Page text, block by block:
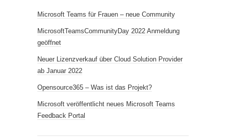
Microsoft Teams für Frauen – neue Community
MicrosoftTeamsCommunityDay 2022 Anmeldung
geöffnet
Neuer Lizenzverkauf über Cloud Solution Provider
ab Januar 2022
Opensource365 – Was ist das Projekt?
Microsoft veröffentlicht neues Microsoft Teams
Feedback Portal